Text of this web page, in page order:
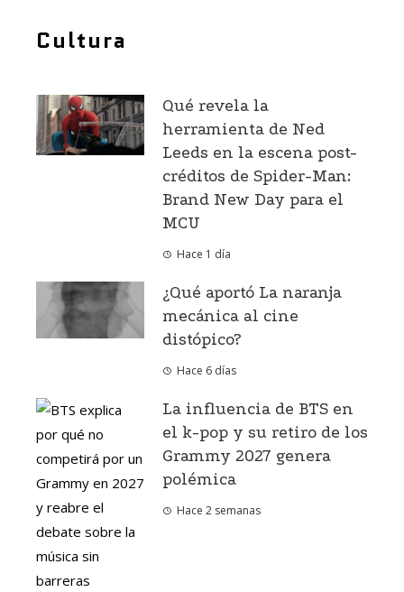
Cultura
Qué revela la
herramienta de Ned
Leeds en la escena post-
créditos de Spider-Man:
Brand New Day para el
MCU
Hace 1 día
¿Qué aportó La naranja
mecánica al cine
distópico?
Hace 6 días
La influencia de BTS en
el k-pop y su retiro de los
Grammy 2027 genera
polémica
Hace 2 semanas